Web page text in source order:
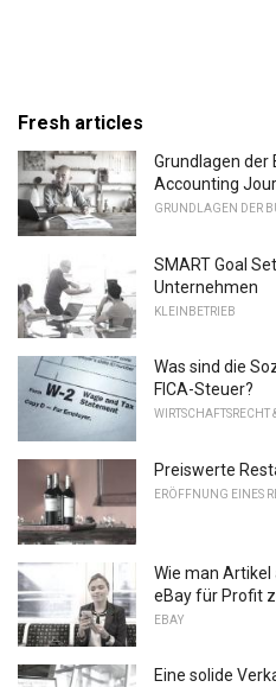
Fresh articles
Grundlagen der
Accounting
GRUNDLAGEN DER
SMART Goal
Unternehmen
KLEINBETRIEB
Was sind die
FICA-Steuer?
WIRTSCHAFTSRECHT
Preiswerte
ERÖFFNUNG EINES
Wie man
eBay für Profit
EBAY
Eine solide